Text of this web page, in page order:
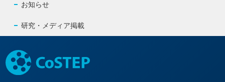
お知らせ
研究・メディア掲載